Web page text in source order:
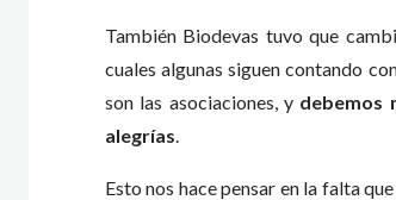
También Biodevas tuvo que
cuales algunas siguen contando
son las asociaciones, y debemos
alegrías
Esto nos hace pensar en la falta